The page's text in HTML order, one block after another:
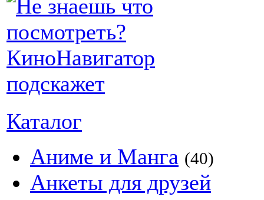
Каталог
Аниме и Манга (40)
Анкеты для друзей